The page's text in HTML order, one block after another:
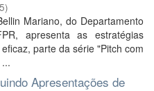
)
Mariano, do Departamento
apresenta as estratégias
parte da série "Pitch com
Apresentações de